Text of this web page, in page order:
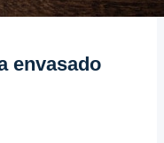
envasado